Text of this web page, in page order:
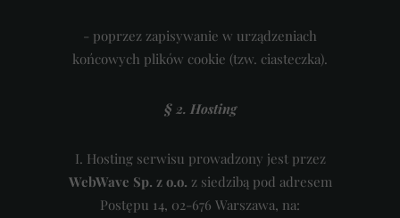
- poprzez zapisywanie w urządzeniach
końcowych plików cookie (tzw. ciasteczka).
§ 2. Hosting
I. Hosting serwisu prowadzony jest przez
WebWave Sp. z o.o. z siedzibą pod adresem
Postępu 14, 02-676 Warszawa, na: